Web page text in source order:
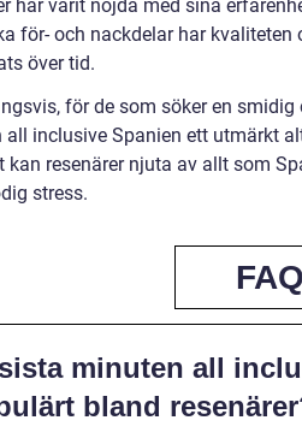
har varit nöjda med sina
för- och nackdelar har kvaliteten
över tid.
för de som söker en
all inclusive Spanien ett utmärkt
kan resenärer njuta av allt som
stress.
FAQ
minuten all
bland